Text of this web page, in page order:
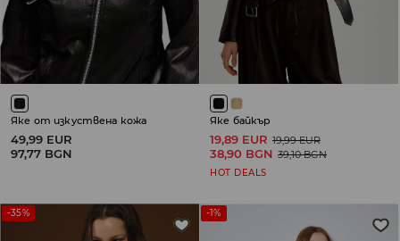
Яке от изкуствена кожа
49,99 EUR
97,77 BGN
Яке байкър
19,89 EUR 19,99 EUR
38,90 BGN 39,10 BGN
HOT DEALS
-35% -1%